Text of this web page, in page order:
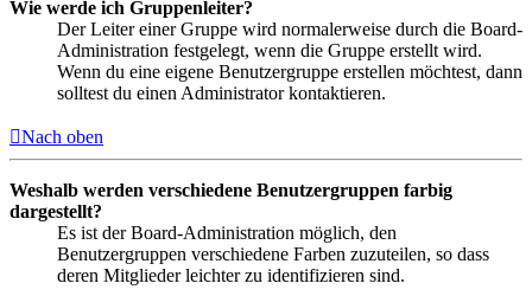
Wie werde ich Gruppenleiter?
Der Leiter einer Gruppe wird normalerweise durch die Board-
Administration festgelegt, wenn die Gruppe erstellt wird.
Wenn du eine eigene Benutzergruppe erstellen möchtest, dann
solltest du einen Administrator kontaktieren.
Nach oben
Weshalb werden verschiedene Benutzergruppen farbig
dargestellt?
Es ist der Board-Administration möglich, den
Benutzergruppen verschiedene Farben zuzuteilen, so dass
deren Mitglieder leichter zu identifizieren sind.